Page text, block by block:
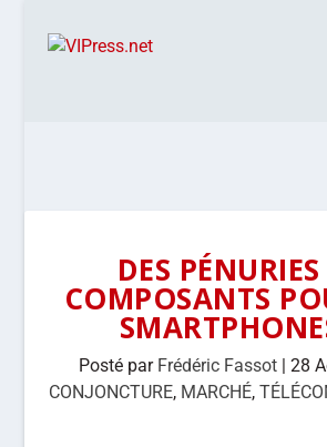
DES
COMPOSANTS
Posté par Frédéric Fassot| 28
CONJONCTURE, MARCHÉ,